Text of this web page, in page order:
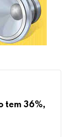
tem 36%,